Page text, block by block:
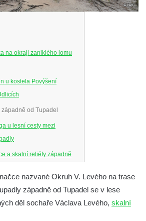
na okraji zaniklého lomu
u kostela Povýšení
od Tupadel
u lesní cesty mezi
a skalní reliéfy západně
u hřbitova u Oseku
Theodora Körnera na
nazvané Okruh V. Levého na trase
západně od Tupadel se v lese
děl sochaře Václava Levého, skalní